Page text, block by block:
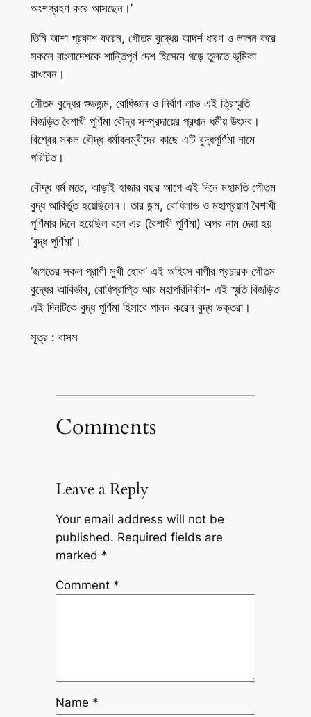
অংশগ্রহণ করে আসছেন।’
তিনি আশা প্রকাশ করেন, গৌতম বুদ্ধের আদর্শ ধারণ ও লালন করে
সকলে বাংলাদেশকে শান্তিপূর্ণ দেশ হিসেবে গড়ে তুলতে ভূমিকা
রাখবেন।
গৌতম বুদ্ধের শুভজন্ম, বোধিজ্ঞান ও নির্বাণ লাভ এই ত্রিস্মৃতি
বিজড়িত বৈশাখী পূর্ণিমা বৌদ্ধ সম্প্রদায়ের প্রধান ধর্মীয় উৎসব।
বিশ্বের সকল বৌদ্ধ ধর্মাবলম্বীদের কাছে এটি বুদ্ধপূর্ণিমা নামে
পরিচিত।
বৌদ্ধ ধর্ম মতে, আড়াই হাজার বছর আগে এই দিনে মহামতি গৌতম
বুদ্ধ আবির্ভূত হয়েছিলেন। তার জন্ম, বোধিলাভ ও মহাপ্রয়াণ বৈশাখী
পূর্ণিমার দিনে হয়েছিল বলে এর (বৈশাখী পূর্ণিমা) অপর নাম দেয়া হয়
‘বুদ্ধ পূর্ণিমা’।
‘জগতের সকল প্রাণী সুখী হোক’ এই অহিংস বাণীর প্রচারক গৌতম
বুদ্ধের আবির্ভাব, বোধিপ্রাপ্তি আর মহাপরিনির্বাণ- এই স্মৃতি বিজড়িত
এই দিনটিকে বুদ্ধ পূর্ণিমা হিসাবে পালন করেন বুদ্ধ ভক্তরা।
সূত্র : বাসস
Comments
Leave a Reply
Your email address will not be
published. Required fields are
marked *
Comment *
Name *